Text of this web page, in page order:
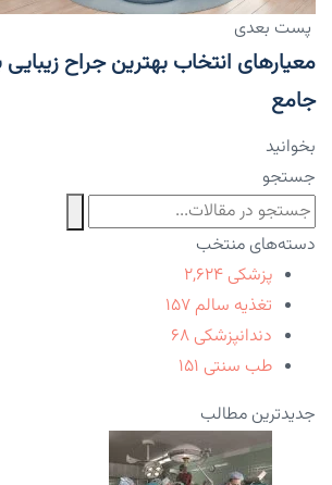
پست بعدی
معیارهای انتخاب بهترین جراح
جامع
بخوانید
جستجو
دسته‌های منتخب
پزشکی ۲,۶۲۴
تغذیه سالم ۱۵۷
دندانپزشکی ۶۸
طب سنتی ۱۵۱
جدیدترین مطالب